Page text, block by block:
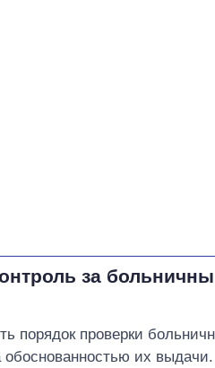
за
порядок проверки
обоснованностью их выдачи.